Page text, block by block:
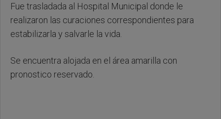
Fue trasladada al Hospital Municipal donde le
realizaron las curaciones correspondientes para
estabilizarla y salvarle la vida.
Se encuentra alojada en el área amarilla con
pronostico reservado.